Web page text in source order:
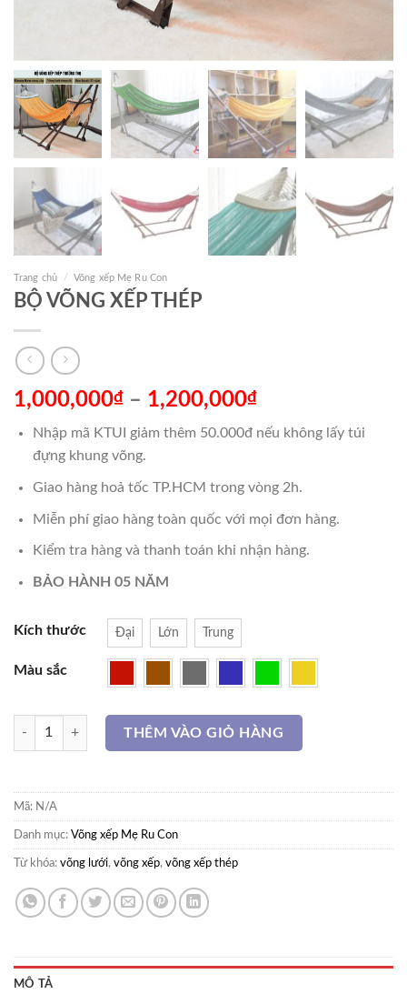
Trang chủ / Võng xếp Mẹ Ru Con
BỘ VÕNG XẾP THÉP
1,000,000₫ – 1,200,000₫
Nhập mã KTUI giảm thêm 50.000đ nếu không lấy túi
đựng khung võng.
Giao hàng hoả tốc TP.HCM trong vòng 2h.
Miễn phí giao hàng toàn quốc với mọi đơn hàng.
Kiểm tra hàng và thanh toán khi nhận hàng.
BẢO HÀNH 05 NĂM
Kích thước Đại Lớn Trung
Màu sắc
BỘ VÕNG XẾP THÉP số lượng
THÊM VÀO GIỎ HÀNG
Mã: N/A
Danh mục: Võng xếp Mẹ Ru Con
Từ khóa: võng lưới, võng xếp, võng xếp thép
MÔ TẢ